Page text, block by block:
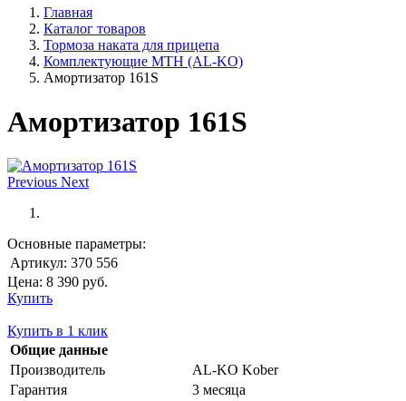
Главная
Каталог товаров
Тормоза наката для прицепа
Комплектующие МТН (АL-KO)
Амортизатор 161S
Амортизатор 161S
Previous Next
Основные параметры:
Артикул: 370 556
Цена: 8 390 руб.
Купить
Купить в 1 клик
Общие данные
Производитель
AL-KO Kober
Гарантия
3 месяца